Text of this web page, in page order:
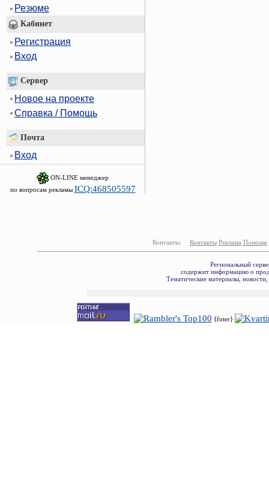
Резюме
Кабинет
Регистрация
Вход
Сервер
Новое на проекте
Справка / Помощь
Почта
Вход
ON-LINE менеджер
по вопросам рекламы ICQ:468505597
Контакты: Контакты Реклама Помощь
Региональный
содержит информацию о
Тематические материалы,
{foter}